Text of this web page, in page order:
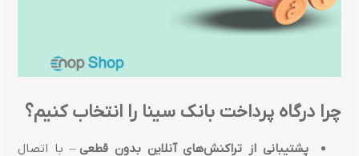
چرا درگاه پرداخت بانک سینا را انتخاب کنیم؟
پشتیبانی از تراکنش‌های آنلاین بدون قطعی – با اتصال